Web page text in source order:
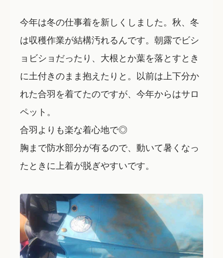
今年は冬の仕事着を新しくしました。秋、冬
は収穫作業が結構汚れるんです。朝露でビシ
ョビショだったり、大根とか葉を落とすとき
に土付きのまま抱えたりと。以前は上下分か
れた合羽を着てたのですが、今年からはサロ
ペット。
合羽よりも楽な着心地で◎
胸まで防水部分が有るので、動いて暑くなっ
たときに上着が脱ぎやすいです。